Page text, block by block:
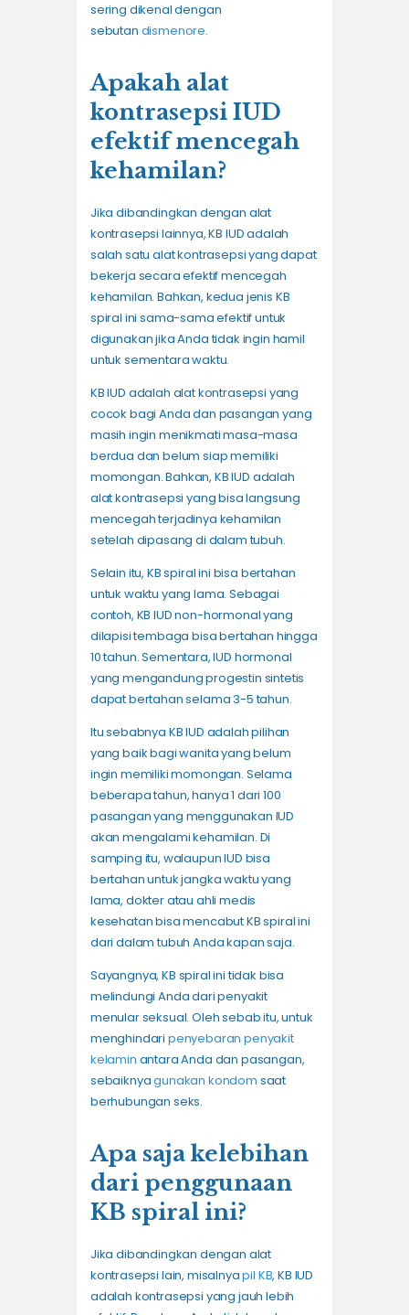
sering dikenal dengan
sebutan dismenore.
Apakah alat
kontrasepsi IUD
efektif mencegah
kehamilan?
Jika dibandingkan dengan alat
kontrasepsi lainnya, KB IUD adalah
salah satu alat kontrasepsi yang dapat
bekerja secara efektif mencegah
kehamilan. Bahkan, kedua jenis KB
spiral ini sama-sama efektif untuk
digunakan jika Anda tidak ingin hamil
untuk sementara waktu.
KB IUD adalah alat kontrasepsi yang
cocok bagi Anda dan pasangan yang
masih ingin menikmati masa-masa
berdua dan belum siap memiliki
momongan. Bahkan, KB IUD adalah
alat kontrasepsi yang bisa langsung
mencegah terjadinya kehamilan
setelah dipasang di dalam tubuh.
Selain itu, KB spiral ini bisa bertahan
untuk waktu yang lama. Sebagai
contoh, KB IUD non-hormonal yang
dilapisi tembaga bisa bertahan hingga
10 tahun. Sementara, IUD hormonal
yang mengandung progestin sintetis
dapat bertahan selama 3-5 tahun.
Itu sebabnya KB IUD adalah pilihan
yang baik bagi wanita yang belum
ingin memiliki momongan. Selama
beberapa tahun, hanya 1 dari 100
pasangan yang menggunakan IUD
akan mengalami kehamilan. Di
samping itu, walaupun IUD bisa
bertahan untuk jangka waktu yang
lama, dokter atau ahli medis
kesehatan bisa mencabut KB spiral ini
dari dalam tubuh Anda kapan saja.
Sayangnya, KB spiral ini tidak bisa
melindungi Anda dari penyakit
menular seksual. Oleh sebab itu, untuk
menghindari penyebaran penyakit
kelamin antara Anda dan pasangan,
sebaiknyagunakan kondom saat
berhubungan seks.
Apa saja kelebihan
dari penggunaan
KB spiral ini?
Jika dibandingkan dengan alat
kontrasepsi lain, misalnyapil KB, KB IUD
adalah kontrasepsi yang jauh lebih